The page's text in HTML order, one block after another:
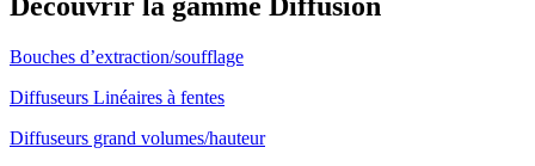
Découvrir la gamme Diffusion
Bouches d’extraction/soufflage
Diffuseurs Linéaires à fentes
Diffuseurs grand volumes/hauteur